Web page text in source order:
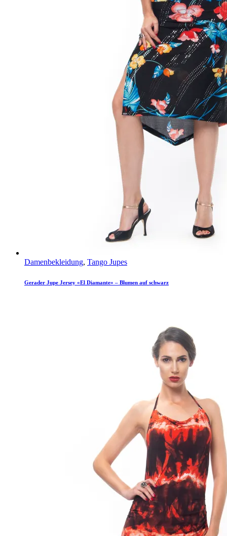
Damenbekleidung, Tango Jupes
Gerader Jupe Jersey «El Diamante» – Blumen auf schwarz